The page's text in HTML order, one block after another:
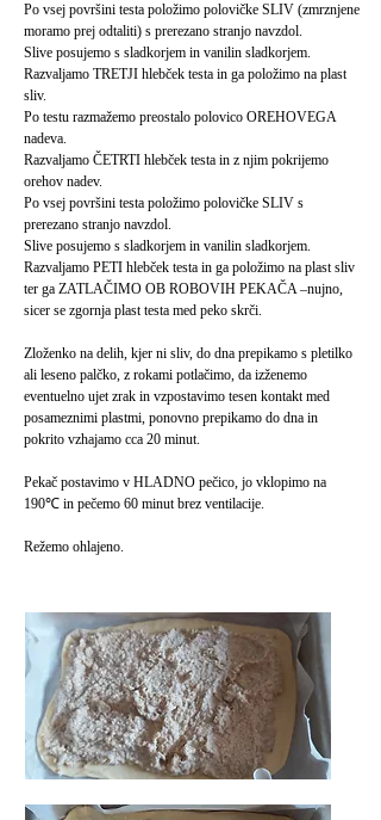
Po vsej površini testa položimo polovičke SLIV (zmrznjene
moramo prej odtaliti) s prerezano stranjo navzdol.
Slive posujemo s sladkorjem in vanilin sladkorjem.
Razvaljamo TRETJI hlebček testa in ga položimo na plast
sliv.
Po testu razmažemo preostalo polovico OREHOVEGA
nadeva.
Razvaljamo ČETRTI hlebček testa in z njim pokrijemo
orehov nadev.
Po vsej površini testa položimo polovičke SLIV s
prerezano stranjo navzdol.
Slive posujemo s sladkorjem in vanilin sladkorjem.
Razvaljamo PETI hlebček testa in ga položimo na plast sliv
ter ga ZATLAČIMO OB ROBOVIH PEKAČA –nujno,
sicer se zgornja plast testa med peko skrči.
Zloženko na delih, kjer ni sliv, do dna prepikamo s pletilko
ali leseno palčko, z rokami potlačimo, da izženemo
eventuelno ujet zrak in vzpostavimo tesen kontakt med
posameznimi plastmi, ponovno prepikamo do dna in
pokrito vzhajamo cca 20 minut.
Pekač postavimo v HLADNO pečico, jo vklopimo na
190℃ in pečemo 60 minut brez ventilacije.
Režemo ohlajeno.